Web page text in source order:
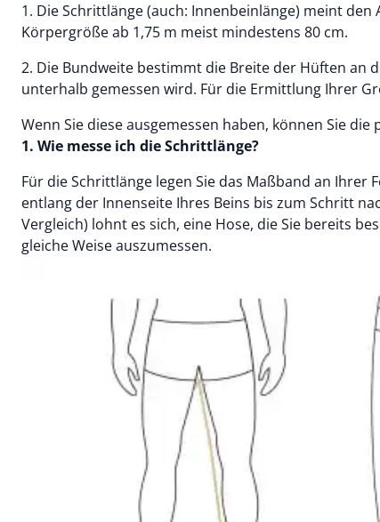
1. Die Schrittlänge (auch: Innenbeinlänge) meint
Körpergröße ab 1,75 m meist mindestens 80 cm.
2. Die Bundweite bestimmt die Breite der Hüften an
unterhalb gemessen wird. Für die Ermittlung Ihrer
Wenn Sie diese ausgemessen haben, können Sie
1. Wie messe ich die Schrittlänge?
Für die Schrittlänge legen Sie das Maßband an Ihrer
entlang der Innenseite Ihres Beins bis zum Schritt
Vergleich) lohnt es sich, eine Hose, die Sie bereits
gleiche Weise auszumessen.